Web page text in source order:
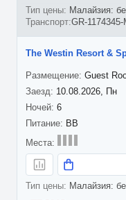
Малайзия:
GR-1174345-
10.08.2026, Пн
6
The Westin Resort &
Guest
BB
Малайзия: